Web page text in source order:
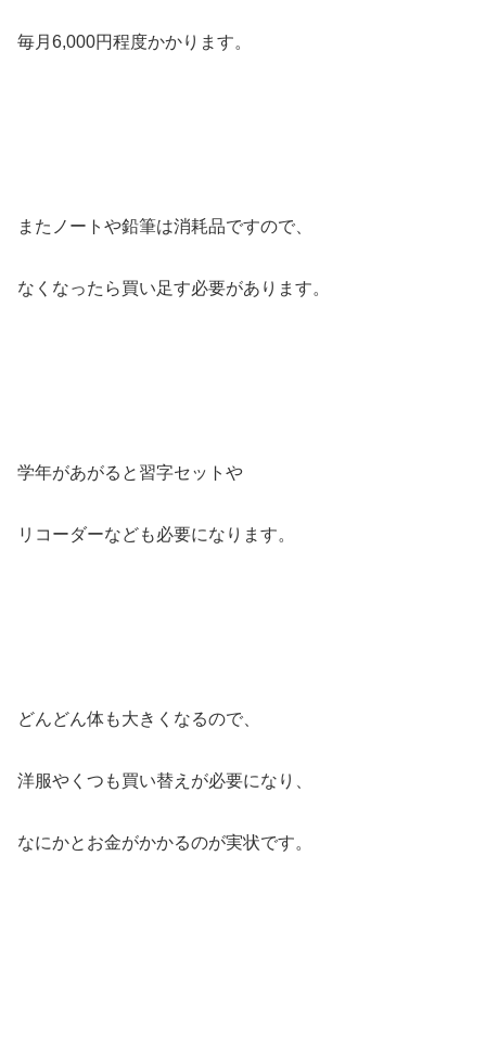
毎月6,000円程度かかります。
またノートや鉛筆は消耗品ですので、
なくなったら買い足す必要があります。
学年があがると習字セットや
リコーダーなども必要になります。
どんどん体も大きくなるので、
洋服やくつも買い替えが必要になり、
なにかとお金がかかるのが実状です。